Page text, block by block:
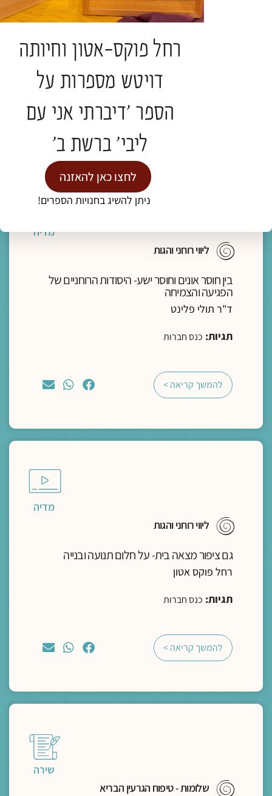
"מצאו משכן בתוך נפשותיכם, פנימה"- מסע
פואטי אל הדרך הביתה
להמשך קריאה >
מדיה
ליווי רוחני והגות
בין חוסר אונים וחוסר ישע- היסודות הרוחניים של
הפגיעה והצמיחה
ד"ר תולי פלינט
תגיות: כנס חברוּת
להמשך קריאה >
מדיה
ליווי רוחני והגות
גם ציפור מצאה בית- על חלום תנועה ובנייה
רחל פוקס אטון
תגיות: כנס חברוּת
להמשך קריאה >
שירה
שלומוּת - טיפוח הגרעין הבריא
רחל פוקס-אטון וחיותה
דויטש מספרות על
הספר 'דיברתי אני עם
ליבי' ברשת ב'
לחצו כאן להאזנה
ניתן להשיג בחנויות הספרים!